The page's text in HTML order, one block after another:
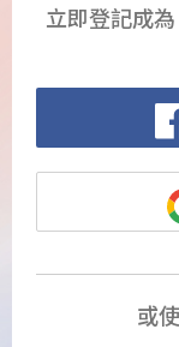
立即登記成
或